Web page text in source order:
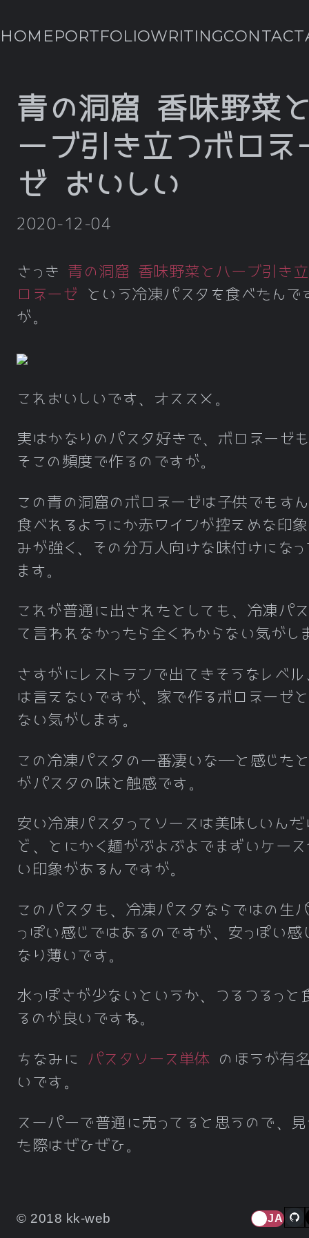
HOMEPORTFOLIOWRITINGCONTACT
青の洞窟 香味野菜
ーブ引き立つボロネ
ゼ おいしい
2020-12-04
さっき 青の洞窟 香味野菜とハーブ引き
ロネーゼ という冷凍パスタを食べたんで
が。
これおいしいです、オススメ。
実はかなりのパスタ好きで、ボロネーゼ
そこの頻度で作るのですが。
この青の洞窟のボロネーゼは子供でもす
食べれるようにか赤ワインが控えめな印
みが強く、その分万人向けな味付けにな
ます。
これが普通に出されたとしても、冷凍パ
て言われなかったら全くわからない気がし
さすがにレストランで出てきそうなレベ
は言えないですが、家で作るボロネーゼ
ない気がします。
この冷凍パスタの一番凄いな―と感じた
がパスタの味と触感です。
安い冷凍パスタってソースは美味しいんだ
ど、とにかく麺がぶよぶよでまずいケー
い印象があるんですが。
このパスタも、冷凍パスタならではの生
っぽい感じではあるのですが、安っぽい感
なり薄いです。
水っぽさが少ないというか、つるつるっと
るのが良いですね。
ちなみに パスタソース単体 のほうが有
いです。
スーパーで普通に売ってると思うので、
た際はぜひぜひ。
© 2018 kk-web JA